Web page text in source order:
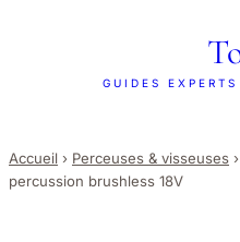
GUIDES
Accueil › Perceuses & visseuses ›
percussion brushless 18V